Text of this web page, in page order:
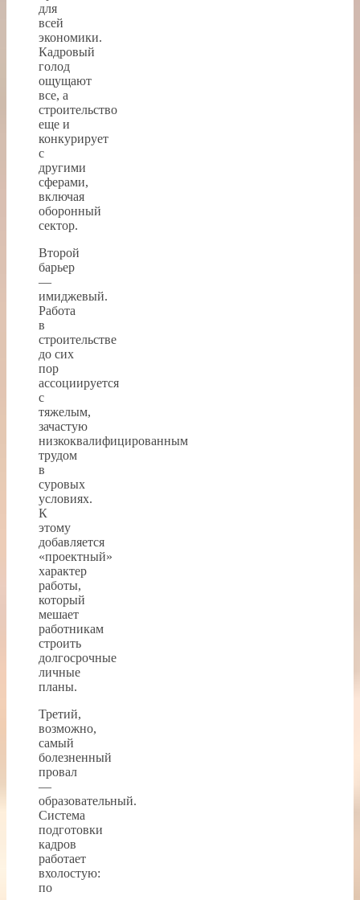
для
всей
экономики.
Кадровый
голод
ощущают
все, а
строительство
еще и
конкурирует
с
другими
сферами,
включая
оборонный
сектор.
Второй
барьер
—
имиджевый.
Работа
в
строительстве
до сих
пор
ассоциируется
с
тяжелым,
зачастую
низкоквалифицированным
трудом
в
суровых
условиях.
К
этому
добавляется
«проектный»
характер
работы,
который
мешает
работникам
строить
долгосрочные
личные
планы.
Третий,
возможно,
самый
болезненный
провал
—
образовательный.
Система
подготовки
кадров
работает
вхолостую:
по